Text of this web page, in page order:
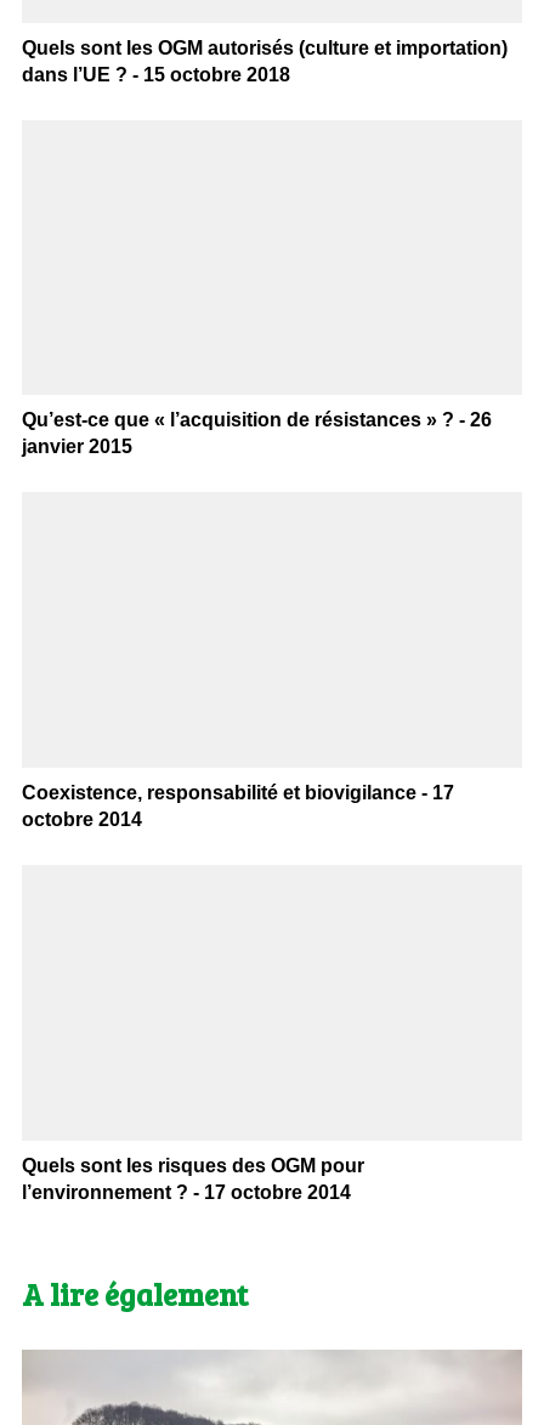
Quels sont les OGM autorisés (culture et importation)
dans l’UE ? - 15 octobre 2018
Qu’est-ce que « l’acquisition de résistances » ? - 26
janvier 2015
Coexistence, responsabilité et biovigilance - 17
octobre 2014
Quels sont les risques des OGM pour
l’environnement ? - 17 octobre 2014
A lire également